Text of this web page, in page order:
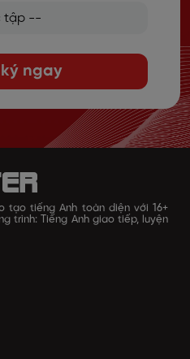
ngay
tạo tiếng Anh toàn diện với 16+
trình: Tiếng Anh giao tiếp, luyện